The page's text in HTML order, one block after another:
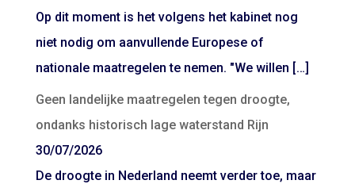
Op dit moment is het volgens het kabinet nog
niet nodig om aanvullende Europese of
nationale maatregelen te nemen. "We willen […]
Geen landelijke maatregelen tegen droogte,
ondanks historisch lage waterstand Rijn
30/07/2026
De droogte in Nederland neemt verder toe, maar